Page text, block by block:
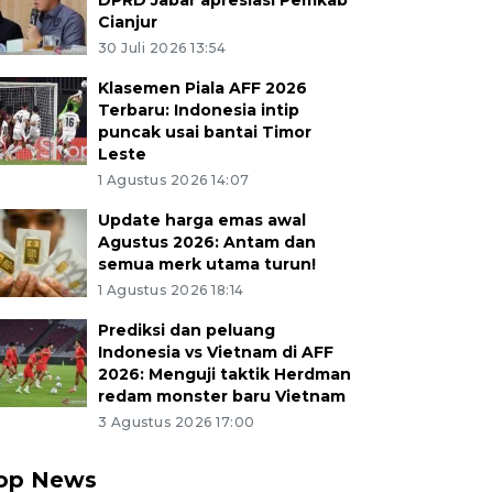
Cianjur
30 Juli 2026 13:54
Klasemen Piala AFF 2026
Terbaru: Indonesia intip
puncak usai bantai Timor
Leste
1 Agustus 2026 14:07
Update harga emas awal
Agustus 2026: Antam dan
semua merk utama turun!
1 Agustus 2026 18:14
Prediksi dan peluang
Indonesia vs Vietnam di AFF
2026: Menguji taktik Herdman
redam monster baru Vietnam
3 Agustus 2026 17:00
News